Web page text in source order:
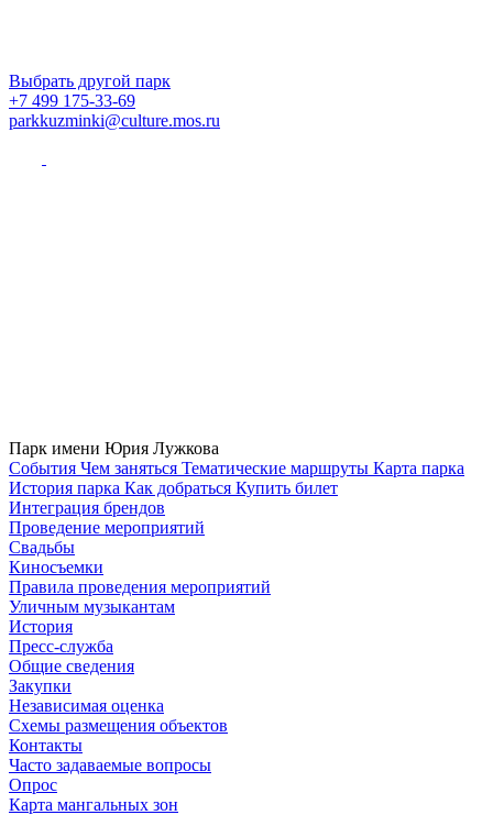
Выбрать другой парк
+7 499 175-33-69
parkkuzminki@culture.mos.ru
Парк имени Юрия Лужкова
Cобытия Чем заняться Тематические маршруты Карта парка
История парка Как добраться Купить билет
Интеграция брендов
Проведение мероприятий
Свадьбы
Киносъемки
Правила проведения мероприятий
Уличным музыкантам
История
Пресс-служба
Общие сведения
Закупки
Независимая оценка
Схемы размещения объектов
Контакты
Часто задаваемые вопросы
Опрос
Карта мангальных зон